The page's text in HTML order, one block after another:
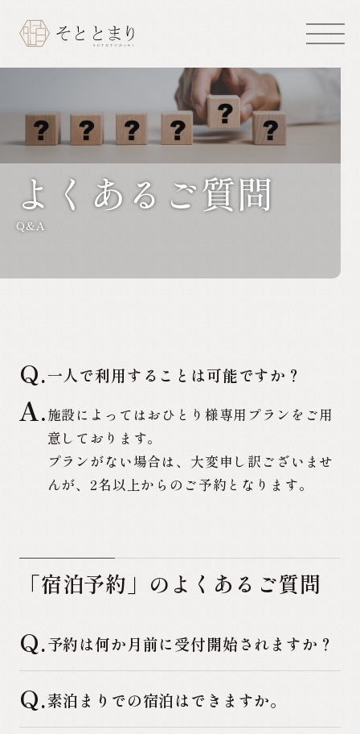
よくあるご質問
Q.一人で利用することは可能ですか？
施設によってはおひとり様専用プランをご用
意しております。
プランがない場合は、大変申し訳ございませ
んが、2名以上からのご予約となります。
「宿泊予約」のよくあるご質問
Q.予約は何か月前に受付開始されますか？
Q.素泊まりでの宿泊はできますか。